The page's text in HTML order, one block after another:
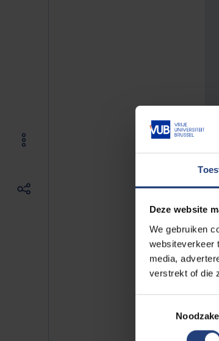
Deze website
We gebruiken
websiteverkeer
media,
verstrekt of die